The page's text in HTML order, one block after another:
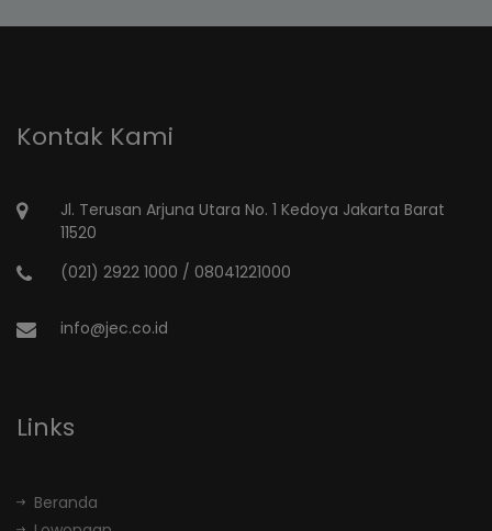
Kontak Kami
Jl. Terusan Arjuna Utara No. 1 Kedoya Jakarta Barat
11520
(021) 2922 1000 / 08041221000
info@jec.co.id
Links
Beranda